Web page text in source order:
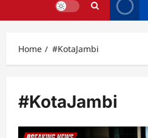
Home #KotaJambi
#KotaJambi